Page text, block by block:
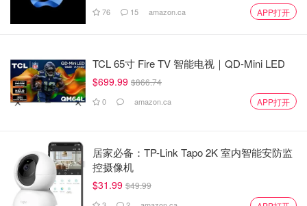
76 15 amazon.ca APP打开
TCL 65寸 Fire TV 智能电视｜QD-Mini LED
$699.99 $866.74
0 amazon.ca APP打开
居家必备：TP-Link Tapo 2K 室内智能安防监
控摄像机
$31.99 $49.99